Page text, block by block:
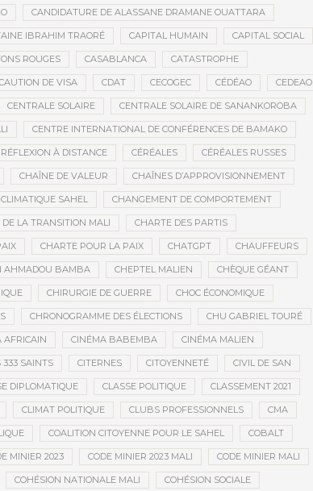
CANDIDATURE DE ALASSANE DRAMANE OUATTARA
IBRAHIM TRAORÉ CAPITAL HUMAIN CAPITAL SOCIAL
ROUGES CASABLANCA CATASTROPHE
DE VISA CDAT CECOGEC CÉDÉAO CEDEAO
CENTRALE SOLAIRE CENTRALE SOLAIRE DE SANANKOROBA
CENTRE INTERNATIONAL DE CONFÉRENCES DE BAMAKO
À DISTANCE CÉRÉALES CÉRÉALES RUSSES
CHAÎNE DE VALEUR CHAÎNES D’APPROVISIONNEMENT
SAHEL CHANGEMENT DE COMPORTEMENT
DE LA TRANSITION MALI CHARTE DES PARTIS
CHARTE POUR LA PAIX CHATGPT CHAUFFEURS
AHMADOU BAMBA CHEPTEL MALIEN CHÈQUE GÉANT
CHIRURGIE DE GUERRE CHOC ÉCONOMIQUE
CHRONOGRAMME DES ÉLECTIONS CHU GABRIEL TOURÉ
AFRICAIN CINÉMA BABEMBA CINÉMA MALIEN
333 SAINTS CITERNES CITOYENNETÉ CIVIL DE SAN
DIPLOMATIQUE CLASSE POLITIQUE CLASSEMENT 2021
CLIMAT POLITIQUE CLUBS PROFESSIONNELS CMA
COALITION CITOYENNE POUR LE SAHEL COBALT
MINIER 2023 CODE MINIER 2023 MALI CODE MINIER MALI
COHÉSION NATIONALE MALI COHÉSION SOCIALE